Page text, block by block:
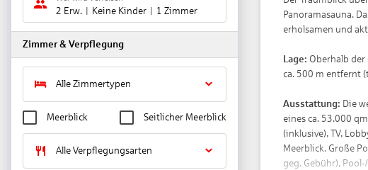
Panoramasauna.
erholsamen und
Lage: Oberhalb
ca. 500 m entfernt
Ausstattung: Die
eines ca. 53.000
(inklusive), TV,
Meerblick. Große
geg. Gebühr),
2 Erw. Keine Kinder 1 Zimmer
Zimmer & Verpflegung
Alle Zimmertypen
Meerblick Seitlicher Meerblick
Alle Verpflegungsarten